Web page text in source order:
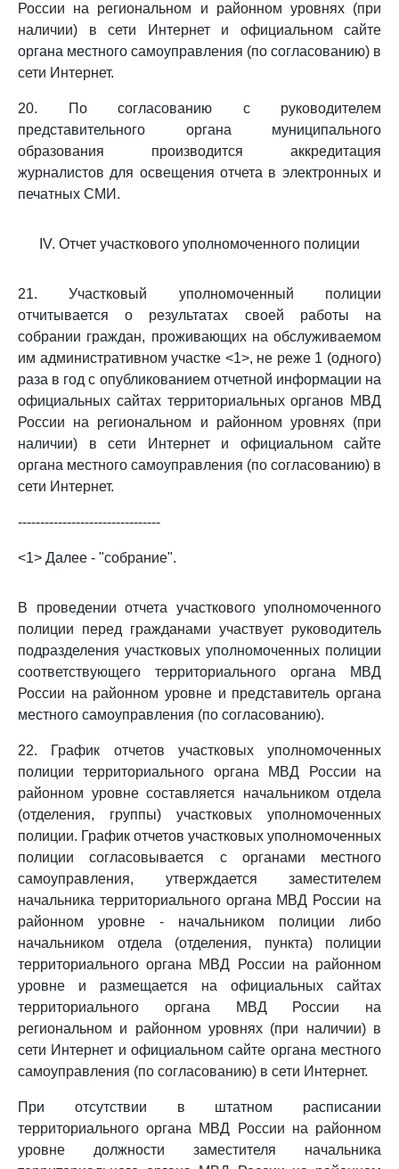
России на региональном и районном уровнях (при
наличии) в сети Интернет и официальном сайте
органа местного самоуправления (по согласованию) в
сети Интернет.
20. По согласованию с руководителем
представительного органа муниципального
образования производится аккредитация
журналистов для освещения отчета в электронных и
печатных СМИ.
IV. Отчет участкового уполномоченного полиции
21. Участковый уполномоченный полиции
отчитывается о результатах своей работы на
собрании граждан, проживающих на обслуживаемом
им административном участке <1>, не реже 1 (одного)
раза в год с опубликованием отчетной информации на
официальных сайтах территориальных органов МВД
России на региональном и районном уровнях (при
наличии) в сети Интернет и официальном сайте
органа местного самоуправления (по согласованию) в
сети Интернет.
--------------------------------
<1> Далее - "собрание".
В проведении отчета участкового уполномоченного
полиции перед гражданами участвует руководитель
подразделения участковых уполномоченных полиции
соответствующего территориального органа МВД
России на районном уровне и представитель органа
местного самоуправления (по согласованию).
22. График отчетов участковых уполномоченных
полиции территориального органа МВД России на
районном уровне составляется начальником отдела
(отделения, группы) участковых уполномоченных
полиции. График отчетов участковых уполномоченных
полиции согласовывается с органами местного
самоуправления, утверждается заместителем
начальника территориального органа МВД России на
районном уровне - начальником полиции либо
начальником отдела (отделения, пункта) полиции
территориального органа МВД России на районном
уровне и размещается на официальных сайтах
территориального органа МВД России на
региональном и районном уровнях (при наличии) в
сети Интернет и официальном сайте органа местного
самоуправления (по согласованию) в сети Интернет.
При отсутствии в штатном расписании
территориального органа МВД России на районном
уровне должности заместителя начальника